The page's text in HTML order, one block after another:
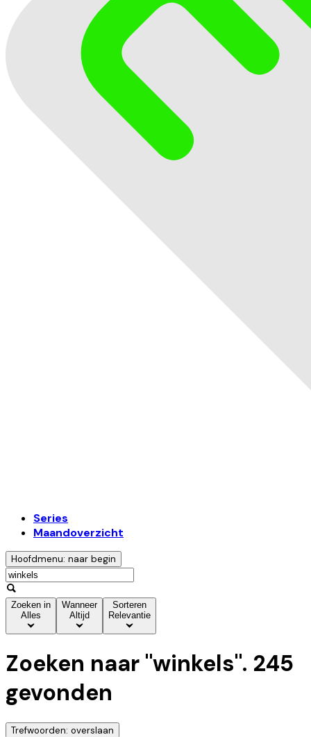
Series
Maandoverzicht
Hoofdmenu: naar begin
Zoeken in
Alles
Wanneer
Altijd
Sorteren
Relevantie
Zoeken naar "winkels". 245
gevonden
Trefwoorden: overslaan